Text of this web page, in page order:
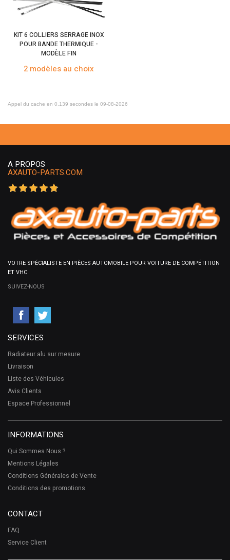
KIT 6 COLLIERS SERRAGE INOX
POUR BANDE THERMIQUE -
MODÈLE FIN
2 modèles au choix
Appel du cache en 0.139 secondes le 09-08-2026
A PROPOS
AXAUTO-PARTS.COM
VOTRE SPÉCIALISTE EN PIÈCES AUTOMOBILE POUR VOITURE DE COMPÉTITION
ET VHC
SUIVEZ-NOUS
SERVICES
Radiateur alu sur mesure
Livraison
Liste des Véhicules
Avis Clients
Espace Professionnel
INFORMATIONS
Qui Sommes Nous ?
Mentions Légales
Conditions Générales de Vente
Conditions des promotions
CONTACT
FAQ
Service Client